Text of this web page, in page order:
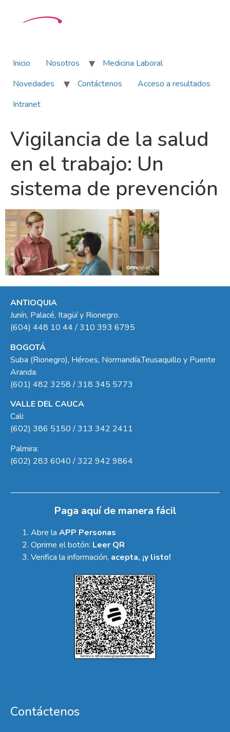
Inicio Nosotros
Medicina Laboral
Novedades
Contáctenos
Acceso a resultados
Intranet
Vigilancia de la salud
en el trabajo: Un
sistema de prevención
ANTIOQUIA
Junín, Palacé, Itagüí y Rionegro.
(604) 448 10 44 / 310 393 6795
BOGOTÁ
Suba (Rionegro), Héroes, Normandía,Teusaquillo y Puente
Aranda.
(601) 482 3258 / 318 345 5773
VALLE DEL CAUCA
Cali:
(602) 386 5150 / 313 342 2411
Palmira:
(602) 283 6040 / 322 942 9864
Paga aquí de manera fácil
Abre la APP Personas
Oprime el botón: Leer QR
Verifica la información, acepta, ¡y listo!
Contáctenos